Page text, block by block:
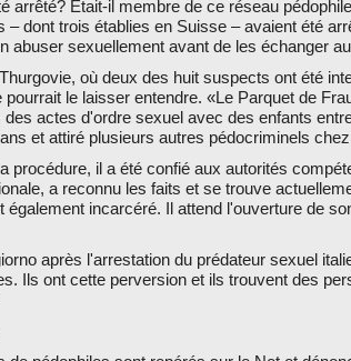
arrêté? Etait-il membre de ce réseau
dont trois établies en Suisse – avaient été
abuser sexuellement avant de les échanger
où deux des huit suspects ont été
le laisser entendre. «Le Parquet de
actes d'ordre sexuel avec des enfants
et attiré plusieurs autres pédocriminels
procédure, il a été confié aux autorités
a reconnu les faits et se trouve
incarcéré. Il attend l'ouverture de
après l'arrestation du prédateur sexuel
Ils ont cette perversion et ils trouvent des